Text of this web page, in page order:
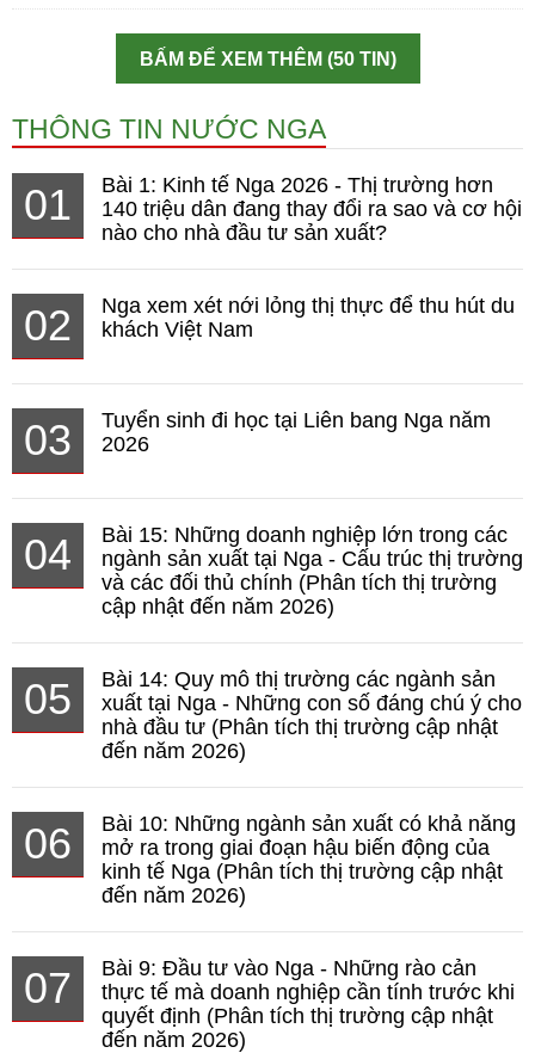
BẤM ĐỂ XEM THÊM (50 TIN)
THÔNG TIN NƯỚC NGA
01
Bài 1: Kinh tế Nga 2026 - Thị trường hơn
140 triệu dân đang thay đổi ra sao và cơ hội
nào cho nhà đầu tư sản xuất?
02
Nga xem xét nới lỏng thị thực để thu hút du
khách Việt Nam
03
Tuyển sinh đi học tại Liên bang Nga năm
2026
04
Bài 15: Những doanh nghiệp lớn trong các
ngành sản xuất tại Nga - Cấu trúc thị trường
và các đối thủ chính (Phân tích thị trường
cập nhật đến năm 2026)
05
Bài 14: Quy mô thị trường các ngành sản
xuất tại Nga - Những con số đáng chú ý cho
nhà đầu tư (Phân tích thị trường cập nhật
đến năm 2026)
06
Bài 10: Những ngành sản xuất có khả năng
mở ra trong giai đoạn hậu biến động của
kinh tế Nga (Phân tích thị trường cập nhật
đến năm 2026)
07
Bài 9: Đầu tư vào Nga - Những rào cản
thực tế mà doanh nghiệp cần tính trước khi
quyết định (Phân tích thị trường cập nhật
đến năm 2026)